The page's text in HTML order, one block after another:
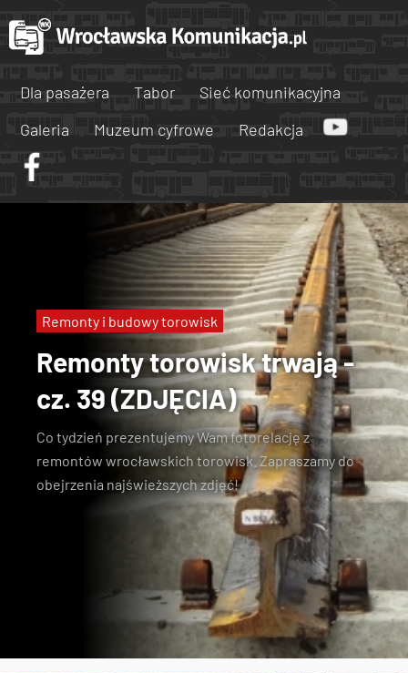
Dla pasażera Tabor
Sieć komunikacyjna
Galeria
Muzeum cyfrowe Redakcja
Remonty torowisk trwają -
cz. 39 (ZDJĘCIA)
Co tydzień prezentujemy Wam fotorelację z
remontów wrocławskich torowisk. Zapraszamy do
obejrzenia najświeższych zdjęć!
Remonty i budowy torowisk